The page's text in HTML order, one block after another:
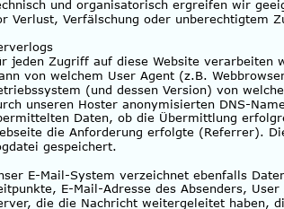
und organisatorisch ergreifen wir
Verlust, Verfälschung oder unberechtigtem
jeden Zugriff auf diese Website verarbeiten
von welchem User Agent (z.B.
(und dessen Version) von
unseren Hoster anonymisierten DNS-
Daten, ob die Übermittlung
die Anforderung erfolgte (Referrer).
gespeichert.
E-Mail-System verzeichnet ebenfalls
E-Mail-Adresse des Absenders,
die die Nachricht weitergeleitet haben,